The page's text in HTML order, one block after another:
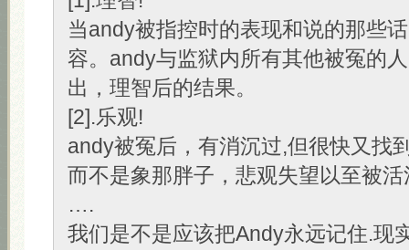
当andy被指控时的表现和说的那些
容。andy与监狱内所有其他被冤的
出，理智后的结果。
[2].乐观!
andy被冤后，有消沉过,但很快又找
而不是象那胖子，悲观失望以至被活
….
我们是不是应该把Andy永远记住.现